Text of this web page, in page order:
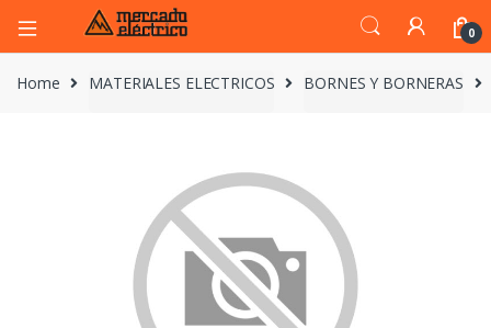
0
Home MATERIALES ELECTRICOS BORNES Y BORNERAS